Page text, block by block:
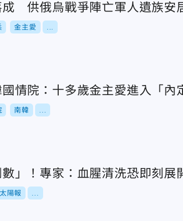
成 供俄烏戰爭陣亡軍人遺族安
金主愛
情院：十多歲金主愛進入「內
南韓
」！專家：血腥清洗恐即刻展
太陽報